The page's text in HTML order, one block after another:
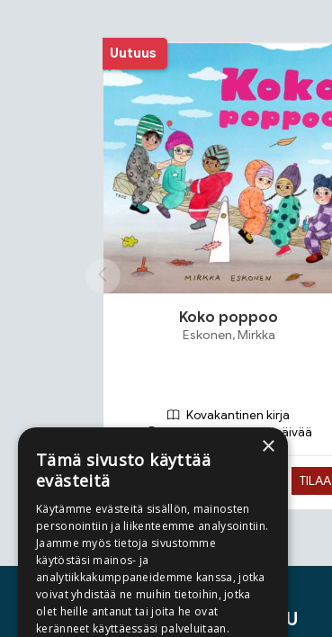
Tuoteluettelon alku
Uutuus
Koko poppoo
Eskonen, Mirkka
Kovakantinen kirja
Toimitusaika 1-3 arkipäivää
TILAA
Tuoteluettelon loppu
ASIAKASPALVELU
×
Tämä sivusto käyttää
evästeitä
Käytämme evästeitä sisällön, mainosten
personointiin ja liikenteemme analysointiin.
Jaamme myös tietoja sivustomme
käytöstäsi mainos- ja
analytiikkakumppaneidemme kanssa, jotka
voivat yhdistää ne muihin tietoihin, jotka
olet heille antanut tai joita he ovat
keränneet käyttäessäsi palveluitaan.